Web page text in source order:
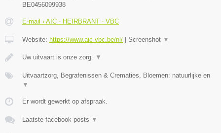
BE0456099938
E-mail › AIC - HEIRBRANT - VBC
Website: https://www.aic-vbc.be/nl/ | Screenshot ▼
Uw uitvaart is onze zorg. ▼
Uitvaartzorg, Begrafenissen & Crematies, Bloemen: natuurlijke en
▼
Er wordt gewerkt op afspraak.
Laatste facebook posts ▼